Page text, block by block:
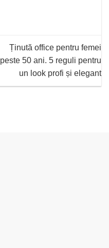
Ținută office pentru femei
peste 50 ani. 5 reguli pentru
un look profi și elegant